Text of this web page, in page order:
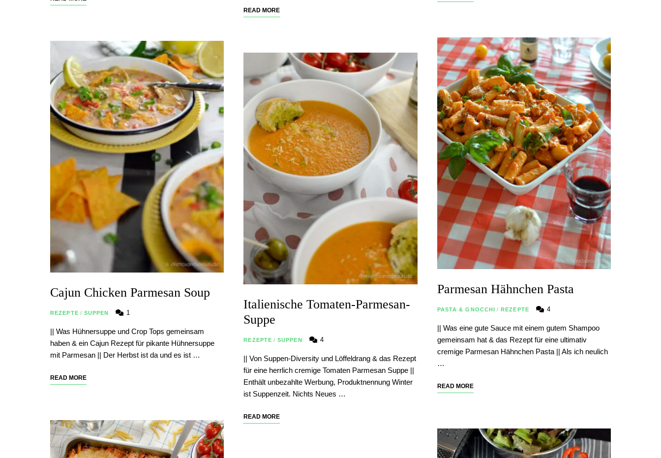
Cajun Chicken Parmesan Soup
REZEPTE / SUPPEN 1
|| Was Hühnersuppe und Crop Tops gemeinsam
haben & ein Cajun Rezept für pikante Hühnersuppe
mit Parmesan || Der Herbst ist da und es ist …
READ MORE
READ MORE
Italienische Tomaten-Parmesan-
Suppe
REZEPTE / SUPPEN 4
|| Von Suppen-Diversity und Löffeldrang & das Rezept
für eine herrlich cremige Tomaten Parmesan Suppe ||
Enthält unbezahlte Werbung, Produktnennung Winter
ist Suppenzeit. Nichts Neues …
READ MORE
Parmesan Hähnchen Pasta
PASTA & GNOCCHI / REZEPTE 4
|| Was eine gute Sauce mit einem gutem Shampoo
gemeinsam hat & das Rezept für eine ultimativ
cremige Parmesan Hähnchen Pasta || Als ich neulich
…
READ MORE